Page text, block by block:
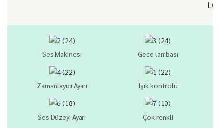
Ses Makinesi Gece lambası
Zamanlayıcı Ayarı Işık kontrolü
Ses Düzeyi Ayarı Çok renkli